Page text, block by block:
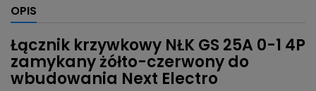
OPIS
Łącznik krzywkowy NŁK GS 25A 0-1 4P
zamykany żółto-czerwony do
wbudowania Next Electro